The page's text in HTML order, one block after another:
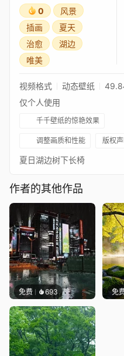
0
风景
插画
夏天
治愈
湖边
唯美
视频格式 动态壁纸
仅个人使用
千千壁纸的惊艳效果
调整画质和性能 版权
夏日湖边树下长椅
作者的其他作品
免费 693 免